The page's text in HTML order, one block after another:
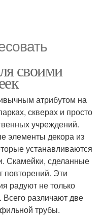
своими
атрибутом на
скверах и просто
учреждений.
элементы декора из
устанавливаются
Скамейки, сделанные
повторений. Эти
радуют не только
различают две
трубы.